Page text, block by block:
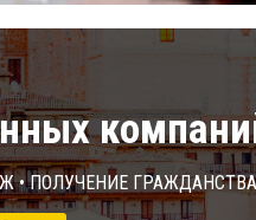
• Получение гражданства